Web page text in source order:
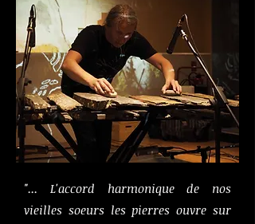
"... L'accord harmonique de nos
vieilles soeurs les pierres ouvre sur